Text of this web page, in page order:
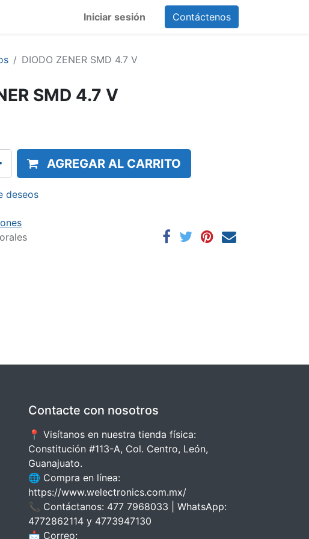
Iniciar sesión Contáctenos
DIODO ZENER SMD 4.7 V
SMD 4.7 V
AGREGAR AL CARRITO
deseos
Contacte con nosotros
📍 Visítanos en nuestra tienda física:
Constitución #113-A, Col. Centro, León,
Guanajuato.
🌐 Compra en línea:
https://www.welectronics.com.mx/
📞 Contáctanos: 477 7968033 | WhatsApp:
4772862114 y 4773947130
📩 Correo: